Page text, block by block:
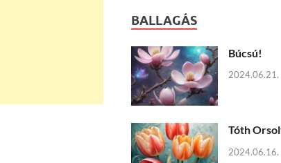
BALLAGÁS
Búcsú!
2024.06.21.
Tóth
2024.06.16.